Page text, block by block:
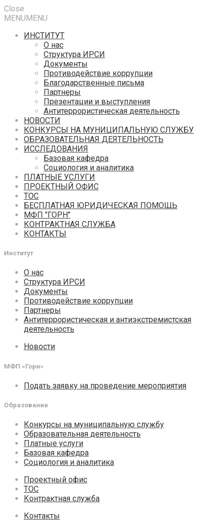
Close
MENUMENU
ИНСТИТУТ
О нас
Структура ИРСИ
Документы
Противодействие коррупции
Благодарственные письма
Партнеры
Презентации и выступления
Антитеррористическая деятельность
НОВОСТИ
КОНКУРСЫ НА МУНИЦИПАЛЬНУЮ СЛУЖБУ
ОБРАЗОВАТЕЛЬНАЯ ДЕЯТЕЛЬНОСТЬ
ИССЛЕДОВАНИЯ
Базовая кафедра
Социология и аналитика
ПЛАТНЫЕ УСЛУГИ
ПРОЕКТНЫЙ ОФИС
ТОС
БЕСПЛАТНАЯ ЮРИДИЧЕСКАЯ ПОМОЩЬ
МФП "ГОРН"
КОНТРАКТНАЯ СЛУЖБА
КОНТАКТЫ
Институт
О нас
Структура ИРСИ
Документы
Противодействие коррупции
Партнеры
Антитеррористическая и антиэкстремистская
деятельность
Новости
МФП «Горн»
Подать заявку на проведение мероприятия
Образование
Конкурсы на муниципальную службу
Образовательная деятельность
Платные услуги
Базовая кафедра
Социология и аналитика
Проектный офис
ТОС
Контрактная служба
Контакты